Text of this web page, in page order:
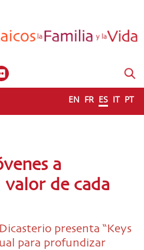
EN FR ES IT PT
a
de cada
presenta “Keys
para profundizar